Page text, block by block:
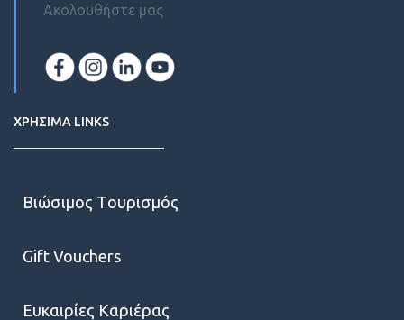
Ακολουθήστε μας
ΧΡΗΣΙΜΑ LINKS
Βιώσιμος Tουρισμός
Gift Vouchers
Ευκαιρίες Kαριέρας